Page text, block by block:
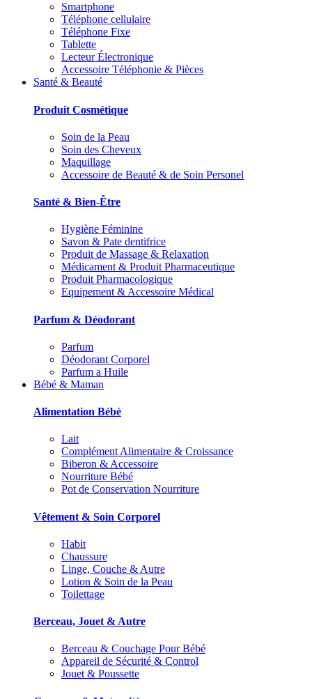
Smartphone
Téléphone cellulaire
Téléphone Fixe
Tablette
Lecteur Électronique
Accessoire Téléphonie & Pièces
Santé & Beauté
Produit Cosmétique
Soin de la Peau
Soin des Cheveux
Maquillage
Accessoire de Beauté & de Soin Personel
Santé & Bien-Être
Hygiène Féminine
Savon & Pate dentifrice
Produit de Massage & Relaxation
Médicament & Produit Pharmaceutique
Produit Pharmacologique
Equipement & Accessoire Médical
Parfum & Déodorant
Parfum
Déodorant Corporel
Parfum a Huile
Bébé & Maman
Alimentation Bébé
Lait
Complément Alimentaire & Croissance
Biberon & Accessoire
Nourriture Bébé
Pot de Conservation Nourriture
Vêtement & Soin Corporel
Habit
Chaussure
Linge, Couche & Autre
Lotion & Soin de la Peau
Toilettage
Berceau, Jouet & Autre
Berceau & Couchage Pour Bébé
Appareil de Sécurité & Control
Jouet & Poussette